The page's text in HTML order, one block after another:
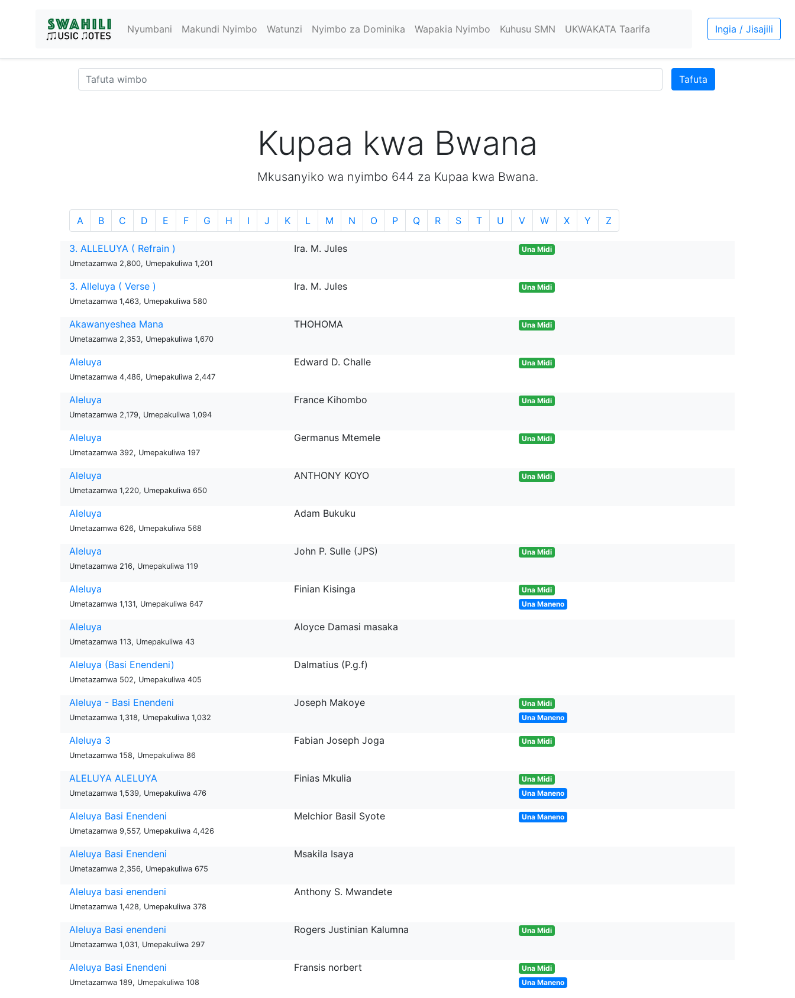
Nyumbani Makundi Nyimbo Watunzi Nyimbo za Dominika Wapakia Nyimbo Kuhusu SMN UKWAKATA Taarifa Ingia / Jisajili
Tafuta
Kupaa kwa Bwana
Mkusanyiko wa nyimbo 644 za Kupaa kwa Bwana.
A B C D E F G H I J K L M N O P Q R S T U V W X Y Z
3. ALLELUYA ( Refrain )
Umetazamwa 2,800, Umepakuliwa 1,201
Ira. M. Jules Una Midi
3. Alleluya ( Verse )
Umetazamwa 1,463, Umepakuliwa 580
Ira. M. Jules Una Midi
Akawanyeshea Mana
Umetazamwa 2,353, Umepakuliwa 1,670
THOHOMA Una Midi
Aleluya
Umetazamwa 4,486, Umepakuliwa 2,447
Edward D. Challe Una Midi
Aleluya
Umetazamwa 2,179, Umepakuliwa 1,094
France Kihombo Una Midi
Aleluya
Umetazamwa 392, Umepakuliwa 197
Germanus Mtemele Una Midi
Aleluya
Umetazamwa 1,220, Umepakuliwa 650
ANTHONY KOYO Una Midi
Aleluya
Umetazamwa 626, Umepakuliwa 568
Adam Bukuku
Aleluya
Umetazamwa 216, Umepakuliwa 119
John P. Sulle (JPS) Una Midi
Aleluya
Umetazamwa 1,131, Umepakuliwa 647
Finian Kisinga
Una Midi
Una Maneno
Aleluya
Umetazamwa 113, Umepakuliwa 43
Aloyce Damasi masaka
Aleluya (Basi Enendeni)
Umetazamwa 502, Umepakuliwa 405
Dalmatius (P.g.f)
Aleluya - Basi Enendeni
Umetazamwa 1,318, Umepakuliwa 1,032
Joseph Makoye
Una Midi
Una Maneno
Aleluya 3
Umetazamwa 158, Umepakuliwa 86
Fabian Joseph Joga Una Midi
ALELUYA ALELUYA
Umetazamwa 1,539, Umepakuliwa 476
Finias Mkulia
Una Midi
Una Maneno
Aleluya Basi Enendeni
Umetazamwa 9,557, Umepakuliwa 4,426
Melchior Basil Syote Una Maneno
Aleluya Basi Enendeni
Umetazamwa 2,356, Umepakuliwa 675
Msakila Isaya
Aleluya basi enendeni
Umetazamwa 1,428, Umepakuliwa 378
Anthony S. Mwandete
Aleluya Basi enendeni
Umetazamwa 1,031, Umepakuliwa 297
Rogers Justinian Kalumna Una Midi
Aleluya Basi Enendeni
Umetazamwa 189, Umepakuliwa 108
Fransis norbert
Una Midi
Una Maneno